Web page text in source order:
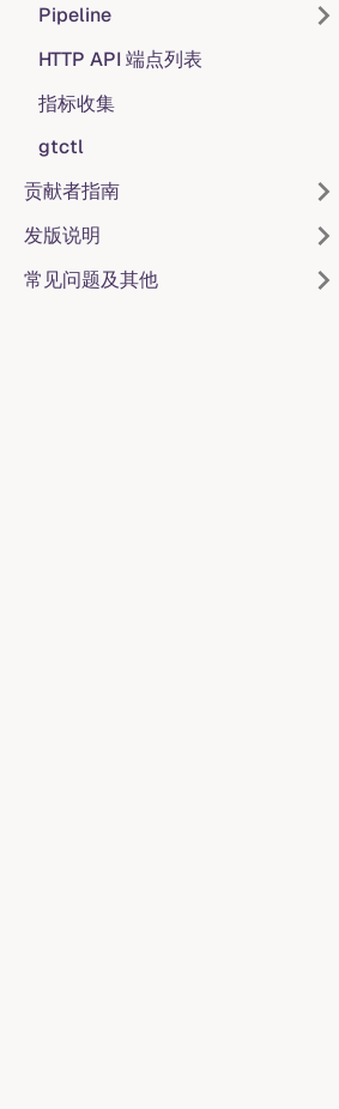
Pipeline
HTTP API 端点列表
指标收集
gtctl
贡献者指南
发版说明
常见问题及其他